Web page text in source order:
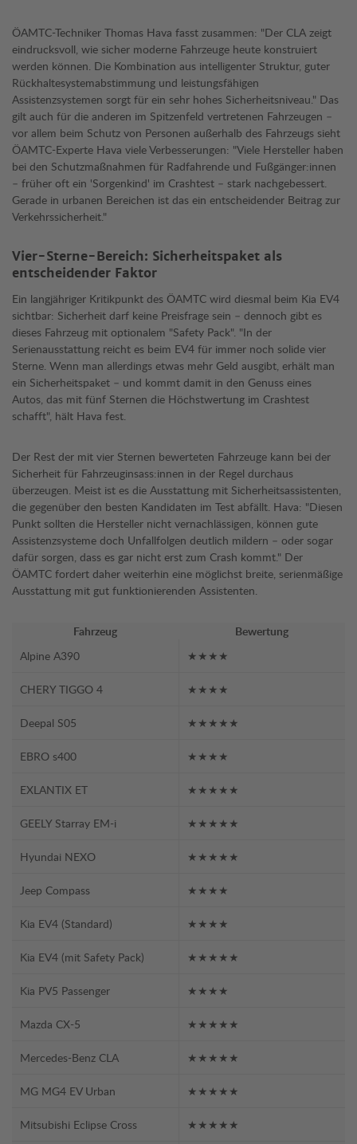
ÖAMTC-Techniker Thomas Hava fasst zusammen: "Der CLA zeigt
eindrucksvoll, wie sicher moderne Fahrzeuge heute konstruiert
werden können. Die Kombination aus intelligenter Struktur, guter
Rückhaltesystemabstimmung und leistungsfähigen
Assistenzsystemen sorgt für ein sehr hohes Sicherheitsniveau." Das
gilt auch für die anderen im Spitzenfeld vertretenen Fahrzeugen –
vor allem beim Schutz von Personen außerhalb des Fahrzeugs sieht
ÖAMTC-Experte Hava viele Verbesserungen: "Viele Hersteller haben
bei den Schutzmaßnahmen für Radfahrende und Fußgänger:innen
– früher oft ein 'Sorgenkind' im Crashtest – stark nachgebessert.
Gerade in urbanen Bereichen ist das ein entscheidender Beitrag zur
Verkehrssicherheit."
Vier-Sterne-Bereich: Sicherheitspaket als
entscheidender Faktor
Ein langjähriger Kritikpunkt des ÖAMTC wird diesmal beim Kia EV4
sichtbar: Sicherheit darf keine Preisfrage sein – dennoch gibt es
dieses Fahrzeug mit optionalem "Safety Pack". "In der
Serienausstattung reicht es beim EV4 für immer noch solide vier
Sterne. Wenn man allerdings etwas mehr Geld ausgibt, erhält man
ein Sicherheitspaket – und kommt damit in den Genuss eines
Autos, das mit fünf Sternen die Höchstwertung im Crashtest
schafft", hält Hava fest.
Der Rest der mit vier Sternen bewerteten Fahrzeuge kann bei der
Sicherheit für Fahrzeuginsass:innen in der Regel durchaus
überzeugen. Meist ist es die Ausstattung mit Sicherheitsassistenten,
die gegenüber den besten Kandidaten im Test abfällt. Hava: "Diesen
Punkt sollten die Hersteller nicht vernachlässigen, können gute
Assistenzsysteme doch Unfallfolgen deutlich mildern – oder sogar
dafür sorgen, dass es gar nicht erst zum Crash kommt." Der
ÖAMTC fordert daher weiterhin eine möglichst breite, serienmäßige
Ausstattung mit gut funktionierenden Assistenten.
Fahrzeug
Bewertung
Alpine A390
★★★★
CHERY TIGGO 4 ★★★★
Deepal S05 ★★★★★
EBRO s400 ★★★★
EXLANTIX ET ★★★★★
GEELY Starray EM-i ★★★★★
Hyundai NEXO ★★★★★
Jeep Compass ★★★★
Kia EV4 (Standard) ★★★★
Kia EV4 (mit Safety Pack) ★★★★★
Kia PV5 Passenger ★★★★
Mazda CX-5 ★★★★★
Mercedes-Benz CLA ★★★★★
MG MG4 EV Urban ★★★★★
Mitsubishi Eclipse Cross ★★★★★